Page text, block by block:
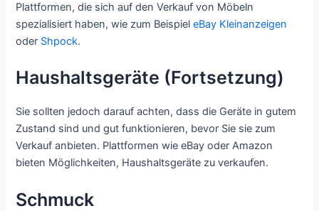
Plattformen, die sich auf den Verkauf von Möbeln
spezialisiert haben, wie zum BeispieleBay Kleinanzeigen
oder Shpock.
Haushaltsgeräte (Fortsetzung)
Sie sollten jedoch darauf achten, dass die Geräte in gutem
Zustand sind und gut funktionieren, bevor Sie sie zum
Verkauf anbieten. Plattformen wie eBay oder Amazon
bieten Möglichkeiten, Haushaltsgeräte zu verkaufen.
Schmuck